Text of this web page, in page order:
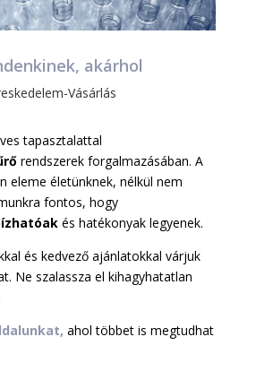
akárhol
Vásárlás
tapasztalattal
rendszerek forgalmazásában. A
eleme életünknek, nélkül nem
fontos, hogy
és hatékonyak legyenek.
és kedvező ajánlatokkal várjuk
Ne szalassza el kihagyhatatlan
ahol többet is megtudhat